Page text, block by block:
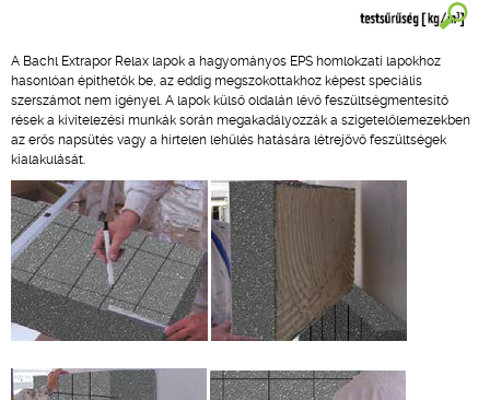
A Bachl Extrapor Relax lapok a hagyományos EPS homlokzati lapokhoz
hasonlóan építhetők be, az eddig megszokottakhoz képest speciális
szerszámot nem igényel. A lapok külső oldalán lévő feszültségmentesítő
rések a kivitelezési munkák során megakadályozzák a szigetelőlemezekben
az erős napsütés vagy a hirtelen lehűlés hatására létrejövő feszültségek
kialakulását.